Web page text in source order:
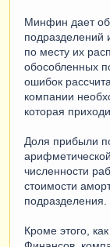
Минфин дает
подразделений
по месту их
обособленных
ошибок
компании
которая
Доля прибыли
численности
стоимости
подразделения.
Кроме этого,